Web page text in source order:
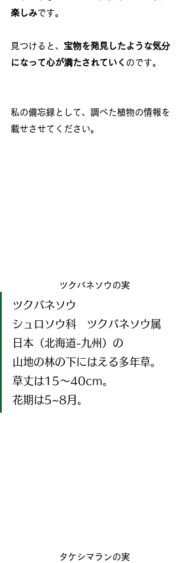
楽しみです。
見つけると、 宝物を発見したような気分
になって心が満たされていく のです。
私の備忘録として、調べた植物の情報を
載せさせてください。
ツクバネソウの実
ツクバネソウ
シュロソウ科　ツクバネソウ属
日本（北海道-九州）の
山地の林の下にはえる多年草。
草丈は15～40cm。
花期は5~8月。
タケシマランの実